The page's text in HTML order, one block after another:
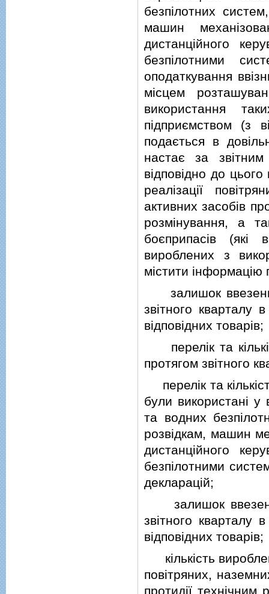
безпiлотних
машин
дистанцiйного
безпiлотними
оподаткування
мiсцем
використання
пiдприємством (з
подається в
настає за
вiдповiдно до цього
реалiзацiї
активних засобiв
розмiнування, а
боєприпасiв (якi
вироблених з
мiстити iнформацiю
залишок
звiтного кварталу
вiдповiдних товарiв;
перелiк та
протягом звiтного
перелiк та
були використанi у
та водних
розвiдкам, машин
дистанцiйного
безпiлотними
декларацiй;
залишок
звiтного кварталу
вiдповiдних товарiв;
кiлькiсть
повiтряних,
протидiї технiчним